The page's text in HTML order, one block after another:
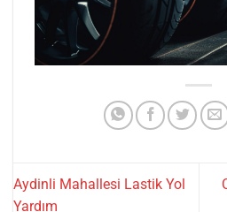
Aydinli Mahallesi Lastik Yol
Yardım